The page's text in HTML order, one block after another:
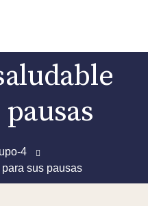
4
sus pausas